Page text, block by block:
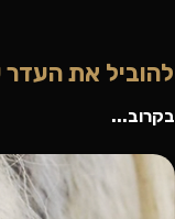
להוביל את
בקרוב...